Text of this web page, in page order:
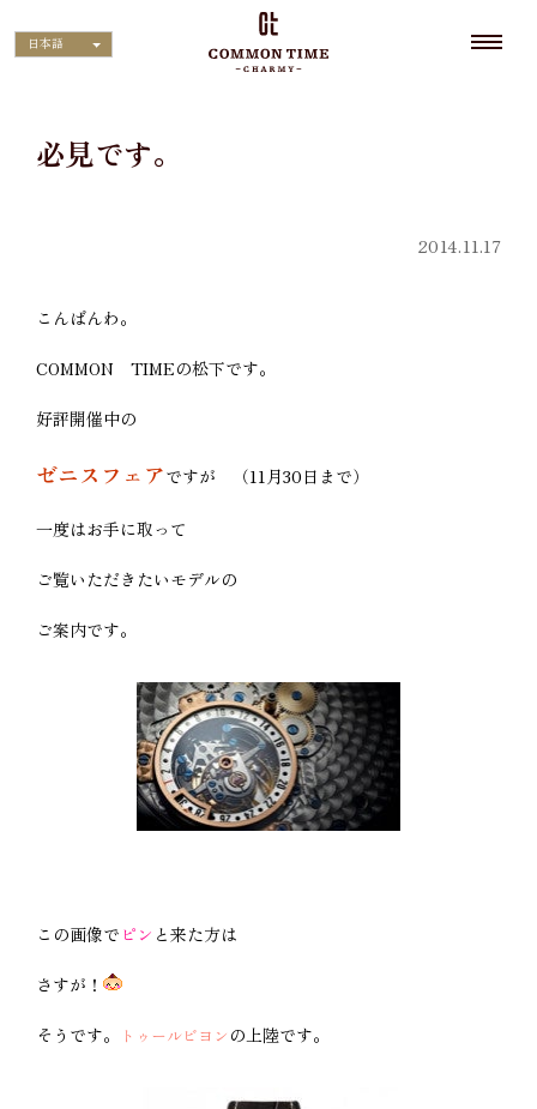
日本語
必見です。
2014.11.17
こんばんわ。
COMMON TIMEの松下です。
好評開催中の
ゼニスフェアですが （11月30日まで）
一度はお手に取って
ご覧いただきたいモデルの
ご案内です。
この画像で ピン と来た方は
さすが！
そうです。 トゥールビヨン の上陸です。